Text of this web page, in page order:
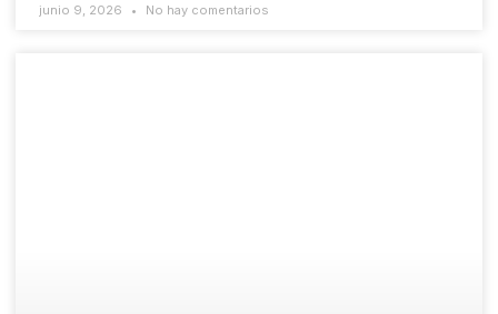
junio 9, 2026 No hay comentarios